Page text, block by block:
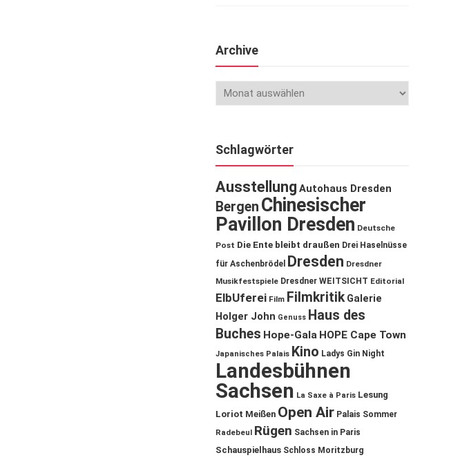
Archive
Schlagwörter
Ausstellung Autohaus Dresden
Bergen Chinesischer
Pavillon Dresden Deutsche
Post Die Ente bleibt draußen Drei Haselnüsse
für Aschenbrödel
Dresden Dresdner
Musikfestspiele Dresdner WEITSICHT Editorial
ElbUferei Film Filmkritik Galerie
Holger John Genuss Haus des
Buches Hope-Gala HOPE Cape Town
Japanisches Palais Kino Ladys Gin Night
Landesbühnen
Sachsen La Saxe à Paris Lesung
Loriot Meißen Open Air Palais Sommer
Radebeul Rügen Sachsen in Paris
Schauspielhaus Schloss Moritzburg